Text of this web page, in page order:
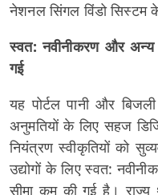
नेशनल सिंगल विंडो सिस्टम
स्वत: नवीनीकरण और
गई
यह पोर्टल पानी और
अनुमतियों के लिए सहज
नियंत्रण स्वीकृतियों को
उद्योगों के लिए स्वत:
सीमा कम की गई है। राज्य